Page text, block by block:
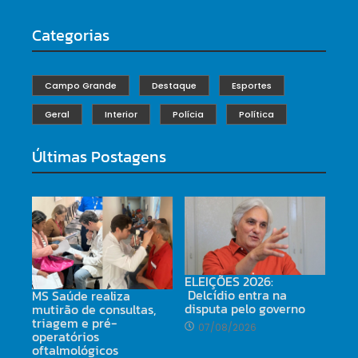
Categorias
Campo Grande Destaque Esportes
Geral Interior Polícia Política
Últimas Postagens
MS Saúde realiza
mutirão de consultas,
triagem e pré-
operatórios
oftalmológicos
ELEIÇÕES 2026:
Delcídio entra na
disputa pelo governo
07/08/2026